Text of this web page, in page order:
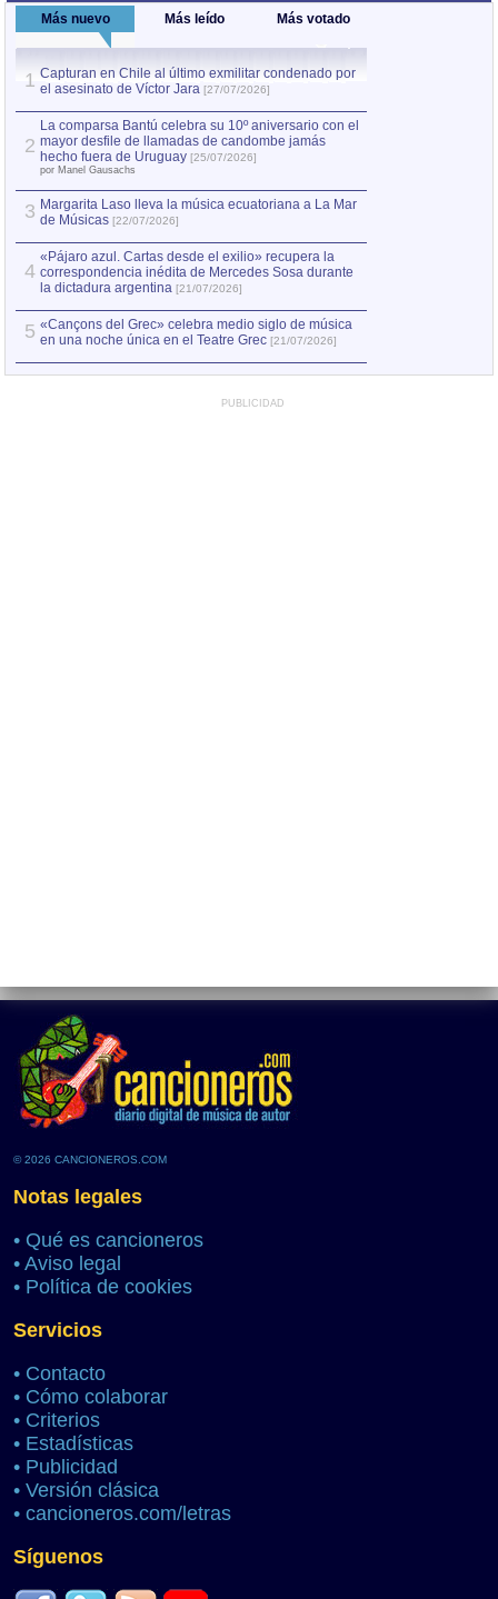
Más nuevo Más leído Más votado
1 Capturan en Chile al último exmilitar condenado por
el asesinato de Víctor Jara [27/07/2026]
2
La comparsa Bantú celebra su 10º aniversario con el
mayor desfile de llamadas de candombe jamás
hecho fuera de Uruguay [25/07/2026]
por Manel Gausachs
3 Margarita Laso lleva la música ecuatoriana a La Mar
de Músicas [22/07/2026]
4
«Pájaro azul. Cartas desde el exilio» recupera la
correspondencia inédita de Mercedes Sosa durante
la dictadura argentina [21/07/2026]
5 «Cançons del Grec» celebra medio siglo de música
en una noche única en el Teatre Grec [21/07/2026]
PUBLICIDAD
© 2026 CANCIONEROS.COM
Notas legales
• Qué es cancioneros
• Aviso legal
• Política de cookies
Servicios
• Contacto
• Cómo colaborar
• Criterios
• Estadísticas
• Publicidad
• Versión clásica
• cancioneros.com/letras
Síguenos